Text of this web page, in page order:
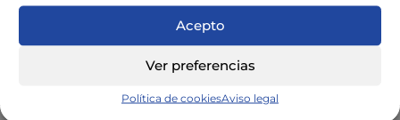
Acepto
Ver preferencias
Política de cookiesAviso legal